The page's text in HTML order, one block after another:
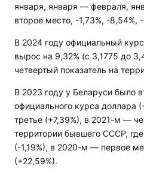
января, января — февраля,
второе место, -1,73%, -8,54%,
В 2024 году официальный
вырос на 9,32% (с 3,1775 до
четвертый показатель на
В 2023 году у Беларуси было
официального курса доллара
третье (+7,39%), в 2021-м —
территории бывшего СССР,
(-1,19%), в 2020-м — первое
(+22,59%).